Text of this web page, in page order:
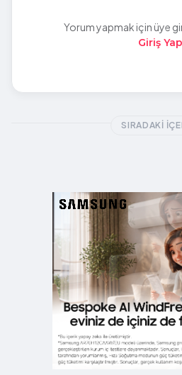
Yorum yapmak için üye
Giriş Yap
SIRADAKI